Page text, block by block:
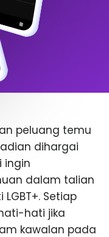
peluang temu
dihargai
ingin
dalam talian
Setiap
hati jika
kawalan pada